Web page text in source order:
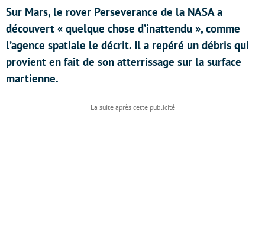
Sur Mars, le rover Perseverance de la NASA a
découvert « quelque chose d’inattendu », comme
l’agence spatiale le décrit. Il a repéré un débris qui
provient en fait de son atterrissage sur la surface
martienne.